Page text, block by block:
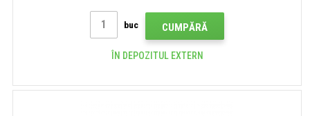
buc CUMPĂRĂ
ÎN DEPOZITUL EXTERN